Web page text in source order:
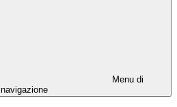
Menu di
navigazione